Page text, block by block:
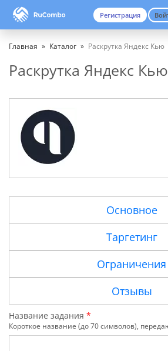
Вход
Главная » Каталог » Раскрутка Яндекс Кью
Регистрация
Раскрутка Яндекс Кью
Основное
Таргетинг
Ограничения
Отзывы
Название задания *
Короткое название (до 70 символов),